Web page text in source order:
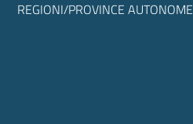
REGIONI/PROVINCE AUTONOME